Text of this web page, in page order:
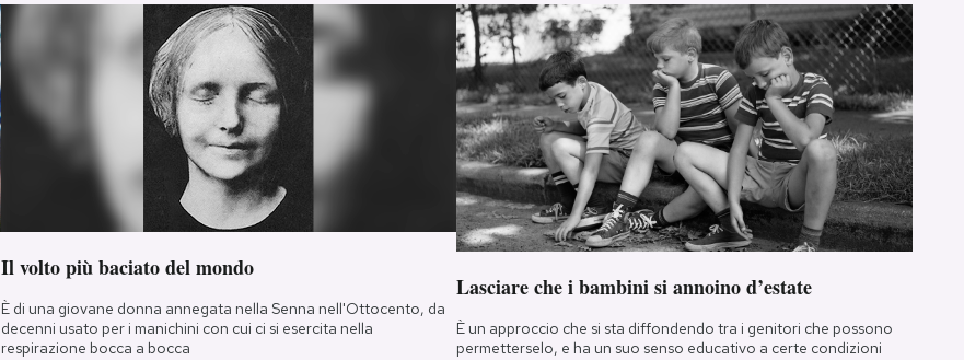
Il volto più baciato del mondo
È di una giovane donna annegata nella Senna nell'Ottocento, da
decenni usato per i manichini con cui ci si esercita nella
respirazione bocca a bocca
Lasciare che i bambini si annoino d’estate
È un approccio che si sta diffondendo tra i genitori che possono
permetterselo, e ha un suo senso educativo a certe condizioni